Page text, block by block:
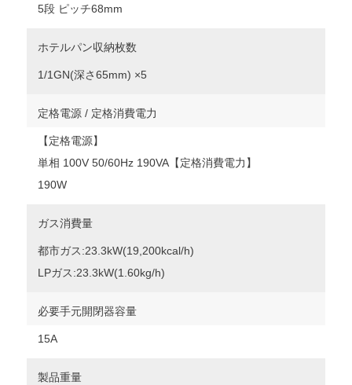
5段 ピッチ68mm
ホテルパン収納枚数
1/1GN(深さ65mm) ×5
定格電源 / 定格消費電力
【定格電源】
単相 100V 50/60Hz 190VA【定格消費電力】
190W
ガス消費量
都市ガス:23.3kW(19,200kcal/h)
LPガス:23.3kW(1.60kg/h)
必要手元開閉器容量
15A
製品重量